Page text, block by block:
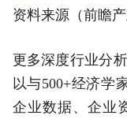
资料来源（前瞻产
更多深度行业分
以与500+经济学
企业数据、企业